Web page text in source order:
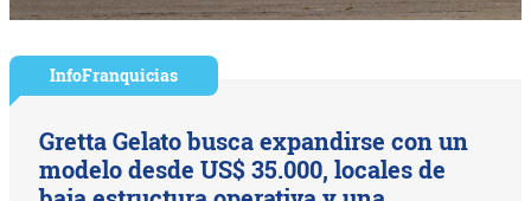
InfoFranquicias
Gretta Gelato busca expandirse con un
modelo desde US$ 35.000, locales de